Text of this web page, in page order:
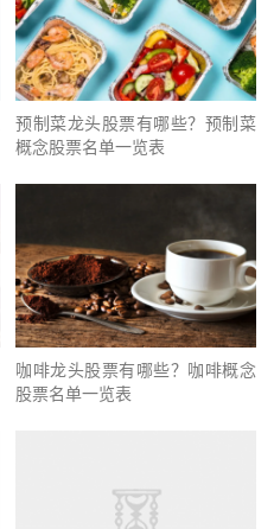
预制菜龙头股票有哪些？预制菜
概念股票名单一览表
咖啡龙头股票有哪些？咖啡概念
股票名单一览表